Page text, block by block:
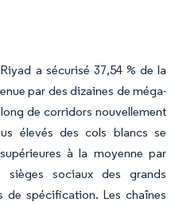
a sécurisé 37,54 % de la
par des dizaines de méga-
de corridors nouvellement
élevés des cols blancs se
à la moyenne par
sociaux des grands
de spécification. Les chaînes